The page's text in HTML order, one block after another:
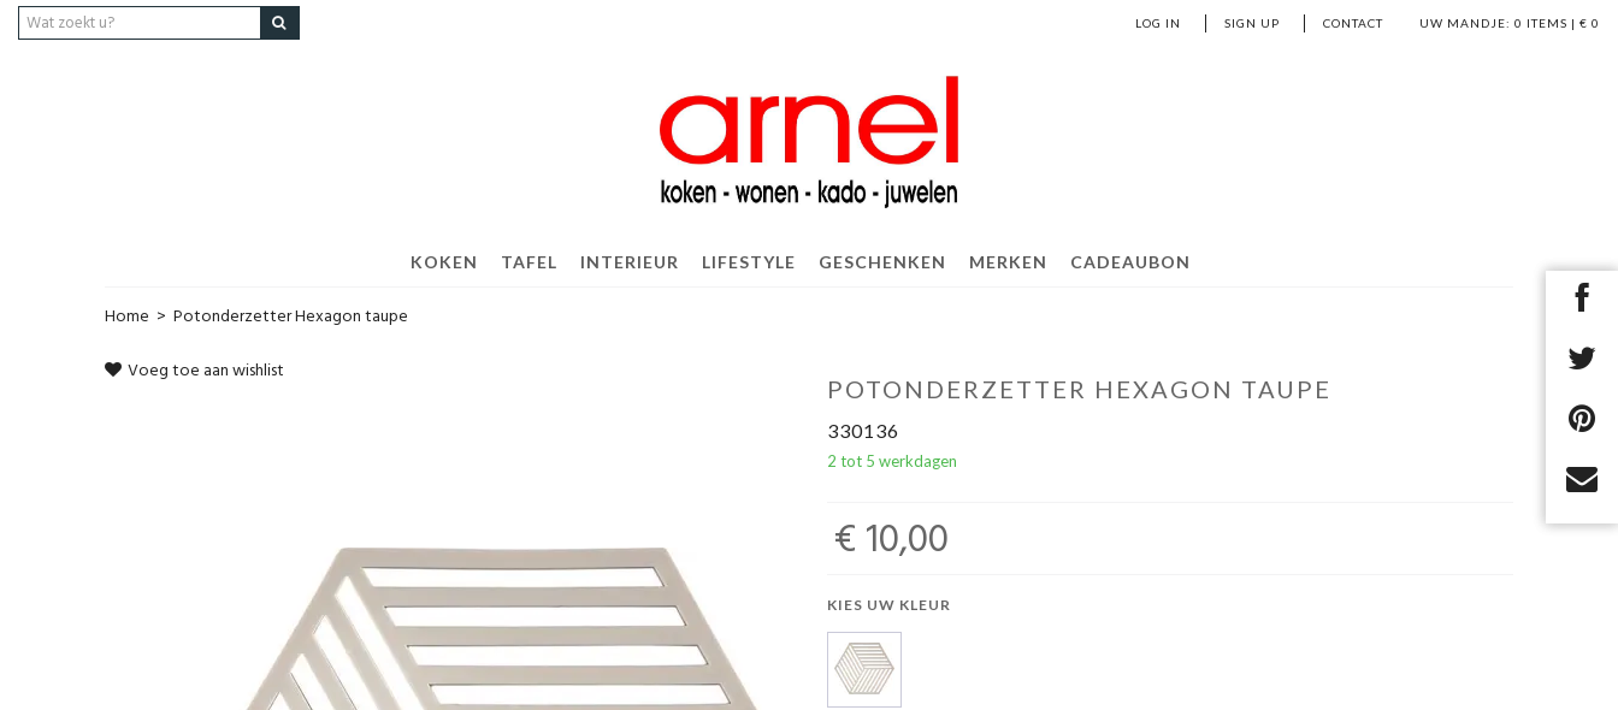
UW MANDJE: 0 ITEMS | € 0
LOG IN SIGN UP CONTACT
KOKEN TAFEL INTERIEUR LIFESTYLE GESCHENKEN MERKEN CADEAUBON
Home > Potonderzetter Hexagon taupe
Voeg toe aan wishlist
POTONDERZETTER HEXAGON TAUPE
330136
2 tot 5 werkdagen
€ 10,00
KIES UW KLEUR